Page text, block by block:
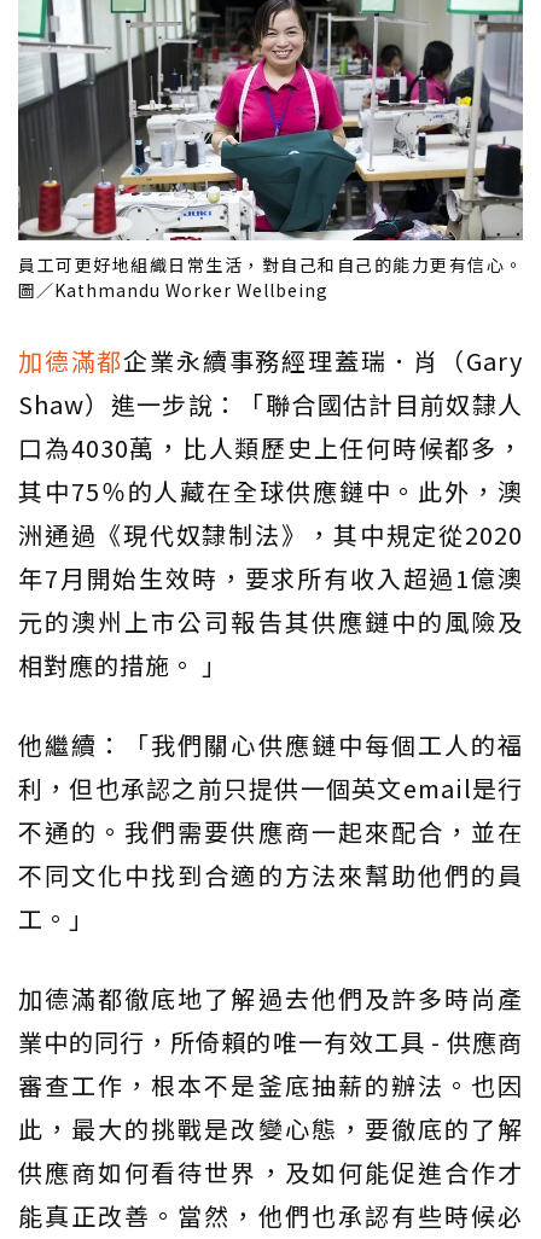
員工可更好地組織日常生活，對自己和自己的能力更有信心。
圖／Kathmandu Worker Wellbeing
加德滿都企業永續事務經理蓋瑞．肖（Gary
Shaw）進一步說：「聯合國估計目前奴隸人
口為4030萬，比人類歷史上任何時候都多，
其中75％的人藏在全球供應鏈中。此外，澳
洲通過《現代奴隸制法》，其中規定從2020
年7月開始生效時，要求所有收入超過1億澳
元的澳州上市公司報告其供應鏈中的風險及
相對應的措施。 」
他繼續：「我們關心供應鏈中每個工人的福
利，但也承認之前只提供一個英文email是行
不通的。我們需要供應商一起來配合，並在
不同文化中找到合適的方法來幫助他們的員
工。」
加德滿都徹底地了解過去他們及許多時尚產
業中的同行，所倚賴的唯一有效工具 - 供應商
審查工作，根本不是釜底抽薪的辦法。也因
此，最大的挑戰是改變心態，要徹底的了解
供應商如何看待世界，及如何能促進合作才
能真正改善。當然，他們也承認有些時候必